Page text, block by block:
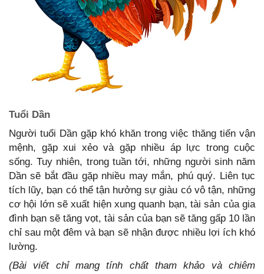
Tuổi Dần
Người tuổi Dần gặp khó khăn trong việc thăng tiến vận
mệnh, gặp xui xẻo và gặp nhiều áp lực trong cuộc
sống. Tuy nhiên, trong tuần tới, những người sinh năm
Dần sẽ bắt đầu gặp nhiều may mắn, phú quý. Liên tục
tích lũy, bạn có thể tận hưởng sự giàu có vô tận, những
cơ hội lớn sẽ xuất hiện xung quanh bạn, tài sản của gia
đình bạn sẽ tăng vọt, tài sản của bạn sẽ tăng gấp 10 lần
chỉ sau một đêm và bạn sẽ nhận được nhiều lợi ích khó
lường.
(Bài viết chỉ mang tính chất tham khảo và chiêm